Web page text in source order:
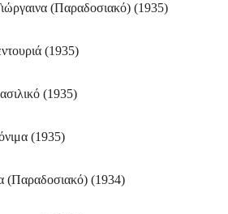
(Παραδοσιακό) (1935)
(1935)
(1935)
(1935)
(Παραδοσιακό) (1934)